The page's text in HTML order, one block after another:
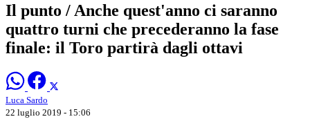
Il punto / Anche quest'anno ci saranno
quattro turni che precederanno la fase
finale: il Toro partirà dagli ottavi
Luca Sardo
22 luglio 2019 - 15:06